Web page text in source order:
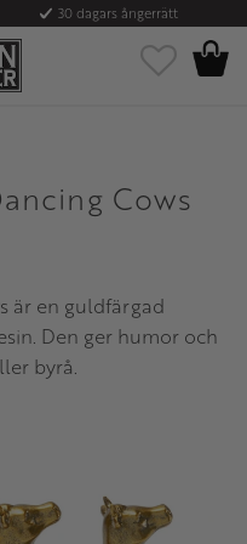
30 dagars ångerrätt
Favoriter
Cows
är en guldfärgad
Den ger humor och
byrå.